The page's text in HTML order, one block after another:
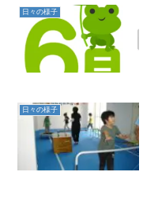
日々の様子
日々の様子